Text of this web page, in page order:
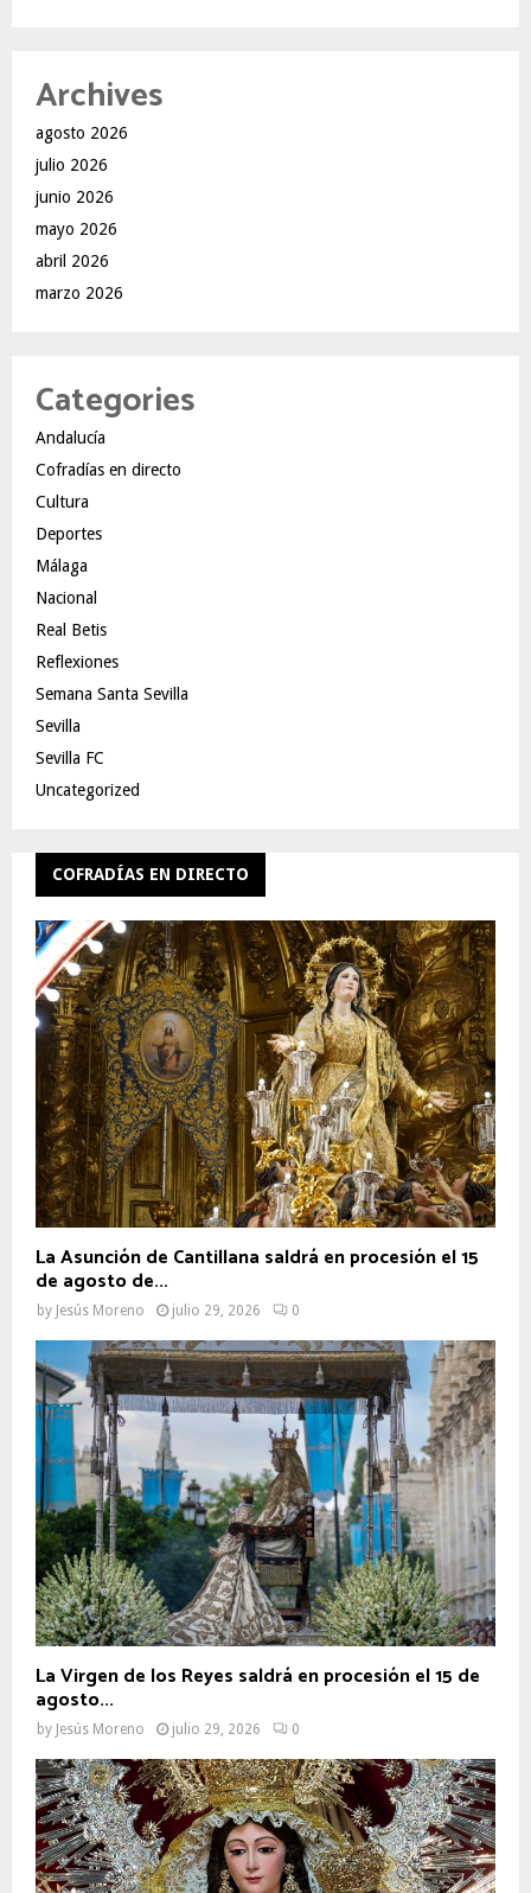
Archives
agosto 2026
julio 2026
junio 2026
mayo 2026
abril 2026
marzo 2026
Categories
Andalucía
Cofradías en directo
Cultura
Deportes
Málaga
Nacional
Real Betis
Reflexiones
Semana Santa Sevilla
Sevilla
Sevilla FC
Uncategorized
COFRADÍAS EN DIRECTO
La Asunción de Cantillana saldrá en procesión el 15
de agosto de...
by Jesús Moreno julio 29, 2026 0
La Virgen de los Reyes saldrá en procesión el 15 de
agosto...
by Jesús Moreno julio 29, 2026 0